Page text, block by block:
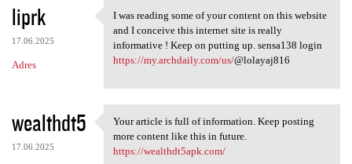
liprk
17.06.2025
Adres
I was reading some of your
I was reading some of your content on this website
and I conceive this internet site is really
informative ! Keep on putting up. sensa138 login
https://my.archdaily.com/us/@lolayaj816
wealthdt5
17.06.2025
Your article is full of
Your article is full of information. Keep posting
more content like this in future.
https://wealthdt5apk.com/